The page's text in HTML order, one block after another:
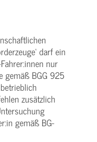
darf ein
nur
gemäß BGG 925
zusätzlich
gemäß BG-